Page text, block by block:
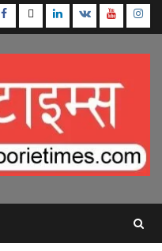
Facebook
TwitterLinkedin
VK Youtube